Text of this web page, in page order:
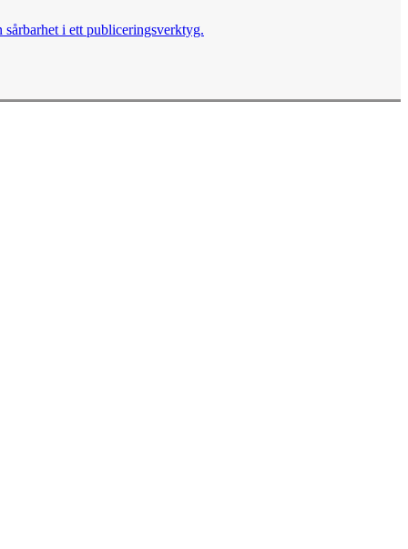
sårbarhet i ett publiceringsverktyg.